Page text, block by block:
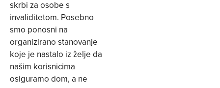
skrbi za osobe s
invaliditetom. Posebno
smo ponosni na
organizirano stanovanje
koje je nastalo iz želje da
našim korisnicima
osiguramo dom, a ne